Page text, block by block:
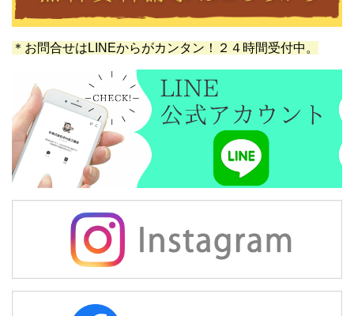
＊お問合せはLINEからがカンタン！２４時間受付中。